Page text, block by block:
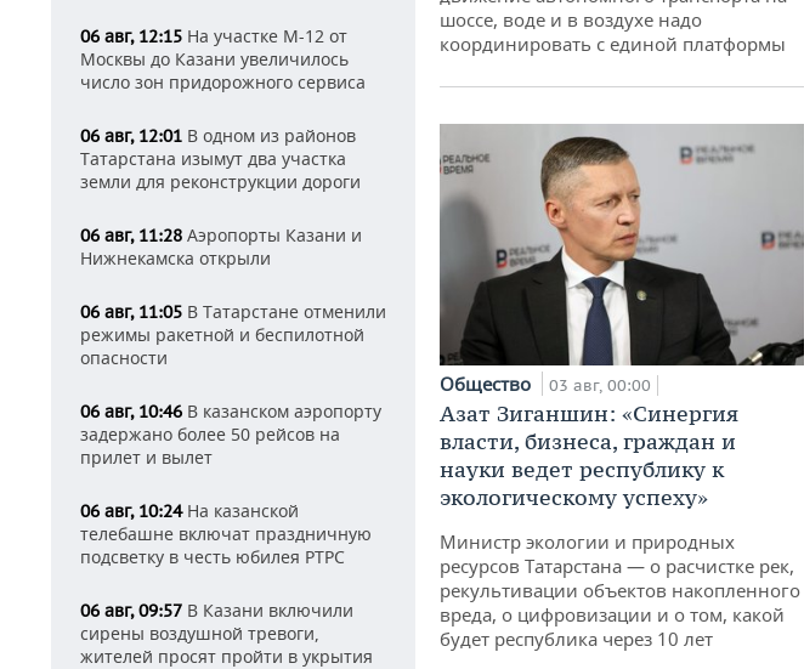
06 авг, 12:15 На участке М-12 от
Москвы до Казани увеличилось
число зон придорожного сервиса
06 авг, 12:01 В одном из районов
Татарстана изымут два участка
земли для реконструкции дороги
06 авг, 11:28 Аэропорты Казани и
Нижнекамска открыли
06 авг, 11:05 В Татарстане отменили
режимы ракетной и беспилотной
опасности
06 авг, 10:46 В казанском аэропорту
задержано более 50 рейсов на
прилет и вылет
06 авг, 10:24На казанской
телебашне включат праздничную
подсветку в честь юбилея РТРС
06 авг, 09:57 В Казани включили
сирены воздушной тревоги,
жителей просят пройти в укрытия
шоссе, воде и в воздухе надо
координировать с единой платформы
Общество 03 авг, 00:00
Азат Зиганшин: «Синергия
власти, бизнеса, граждан и
науки ведет республику к
экологическому успеху»
Министр экологии и природных
ресурсов Татарстана — о расчистке рек,
рекультивации объектов накопленного
вреда, о цифровизации и о том, какой
будет республика через 10 лет